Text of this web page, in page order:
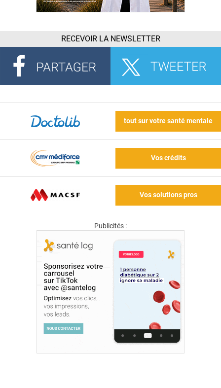
RECEVOIR LA NEWSLETTER
tout sur votre santé mentale
Vos crédits
Vos solutions pros
Publicités :